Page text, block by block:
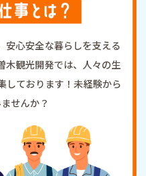
安心安全な暮らしを支える
木観光開発では、人々の生
しております！未経験から
せんか？